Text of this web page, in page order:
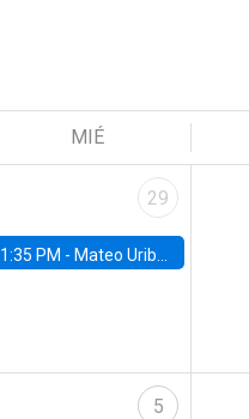
MIÉ
29
1:35 PM - Mateo Uribe-Castro, Universidad de los Andes (Colombia)
5